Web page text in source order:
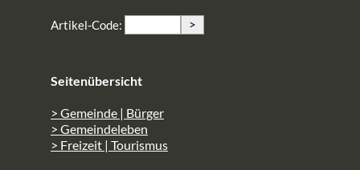
Artikel-Code: >
Seitenübersicht
> Gemeinde | Bürger
> Gemeindeleben
> Freizeit | Tourismus